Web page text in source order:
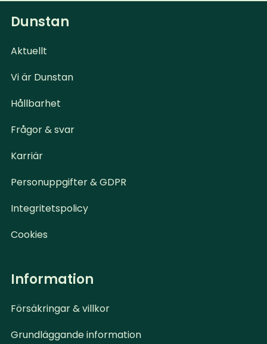
Dunstan
Aktuellt
Vi är Dunstan
Hållbarhet
Frågor & svar
Karriär
Personuppgifter & GDPR
Integritetspolicy
Cookies
Information
Försäkringar & villkor
Grundläggande information